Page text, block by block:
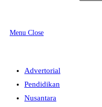
Menu Close
Advertorial
Pendidikan
Nusantara